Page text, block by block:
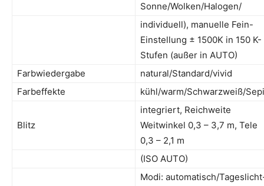
Sonne/Wolken/Halogen/
individuell), manuelle Fein-
Einstellung ± 1500K in 150 K-
Stufen (außer in AUTO)
Farbwiedergabe
natural/Standard/vivid
Farbeffekte
kühl/warm/Schwarzweiß/
Blitz
integriert, Reichweite
Weitwinkel 0,3 – 3,7 m, Tele
0,3 – 2,1 m
(ISO AUTO)
Modi: automatisch/